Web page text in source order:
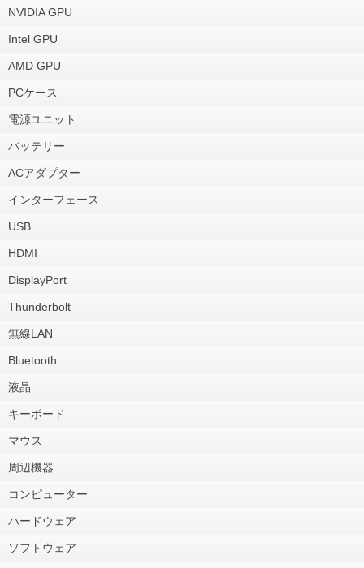
NVIDIA GPU
Intel GPU
AMD GPU
PCケース
電源ユニット
バッテリー
ACアダプター
インターフェース
USB
HDMI
DisplayPort
Thunderbolt
無線LAN
Bluetooth
液晶
キーボード
マウス
周辺機器
コンピューター
ハードウェア
ソフトウェア